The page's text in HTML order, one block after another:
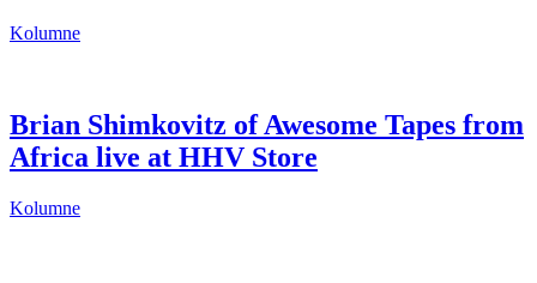
Kolumne
Brian Shimkovitz of Awesome Tapes from
Africa live at HHV Store
Kolumne